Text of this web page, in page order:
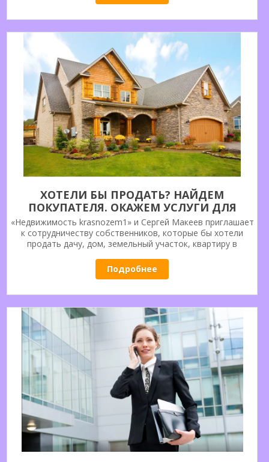
ХОТЕЛИ БЫ ПРОДАТЬ? НАЙДЕМ
ПОКУПАТЕЛЯ. ОКАЖЕМ УСЛУГИ ДЛЯ
ПРОДАЖИ ДАЧИ, ДОМА, КВАРТИРЫ,
ЗЕМЕЛЬНОГО УЧАСТКА.
«Недвижимость krasnozem1» и Сергей Макеев приглашает
к сотрудничеству собственников, которые бы хотели
продать дачу, дом, земельный участок, квартиру в
риэлторские услуги в сфере загородной и городской
недвижимости, все будет сделано правильно!! Более 20-и
Подробнее